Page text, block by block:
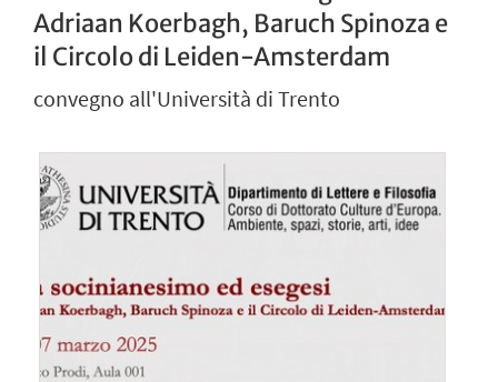
Adriaan Koerbagh, Baruch Spinoza e
il Circolo di Leiden-Amsterdam
convegno all'Università di Trento